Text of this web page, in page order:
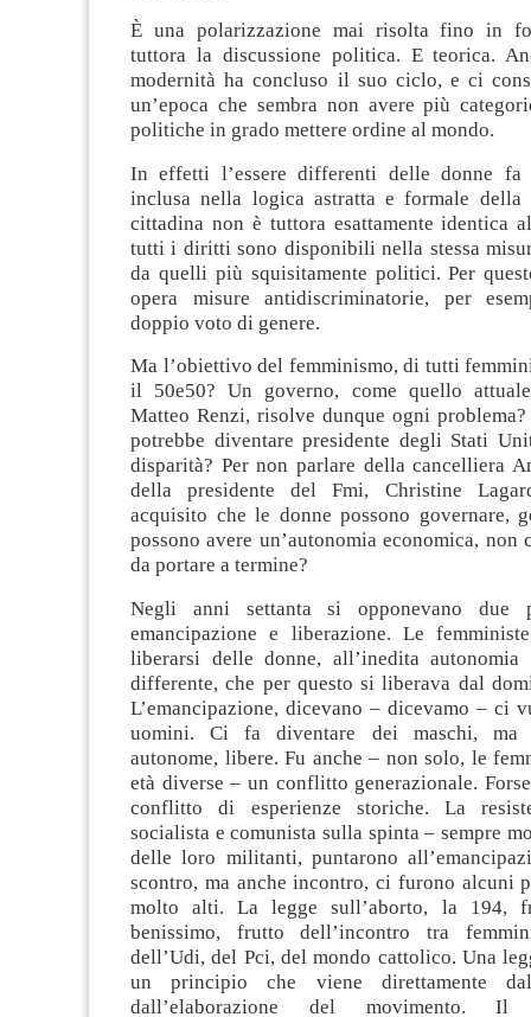
È una polarizzazione mai risolta fino in
tuttora la discussione politica. E teorica.
modernità ha concluso il suo ciclo, e ci
un’epoca che sembra non avere più
politiche in grado mettere ordine al mondo.
In effetti l’essere differenti delle donne fa
inclusa nella logica astratta e formale della
cittadina non è tuttora esattamente identica
tutti i diritti sono disponibili nella stessa
da quelli più squisitamente politici. Per
opera misure antidiscriminatorie, per
doppio voto di genere.
Ma l’obiettivo del femminismo, di tutti
il 50e50? Un governo, come quello
Matteo Renzi, risolve dunque ogni
potrebbe diventare presidente degli Stati
disparità? Per non parlare della cancelliera
della presidente del Fmi, Christine
acquisito che le donne possono governare,
possono avere un’autonomia economica,
da portare a termine?
Negli anni settanta si opponevano due
emancipazione e liberazione. Le
liberarsi delle donne, all’inedita
differente, che per questo si liberava dal
L’emancipazione, dicevano – dicevamo – ci
uomini. Ci fa diventare dei maschi, ma
autonome, libere. Fu anche – non solo, le
età diverse – un conflitto generazionale.
conflitto di esperienze storiche. La
socialista e comunista sulla spinta – sempre
delle loro militanti, puntarono
scontro, ma anche incontro, ci furono alcuni
molto alti. La legge sull’aborto, la 194,
benissimo, frutto dell’incontro tra
dell’Udi, del Pci, del mondo cattolico. Una
un principio che viene direttamente
dall’elaborazione del movimento.